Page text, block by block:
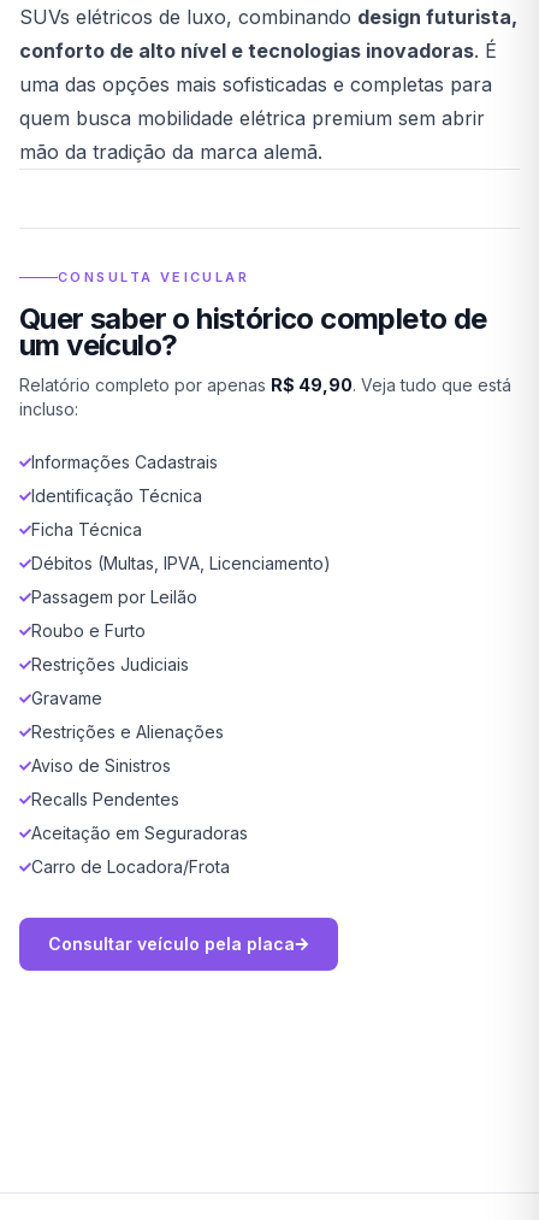
SUVs elétricos de luxo, combinando design futurista,
conforto de alto nível e tecnologias inovadoras. É
uma das opções mais sofisticadas e completas para
quem busca mobilidade elétrica premium sem abrir
mão da tradição da marca alemã.
CONSULTA VEICULAR
Quer saber o histórico completo de
um veículo?
Relatório completo por apenas R$ 49,90. Veja tudo que está
incluso:
Informações Cadastrais
Identificação Técnica
Ficha Técnica
Débitos (Multas, IPVA, Licenciamento)
Passagem por Leilão
Roubo e Furto
Restrições Judiciais
Gravame
Restrições e Alienações
Aviso de Sinistros
Recalls Pendentes
Aceitação em Seguradoras
Carro de Locadora/Frota
Consultar veículo pela placa